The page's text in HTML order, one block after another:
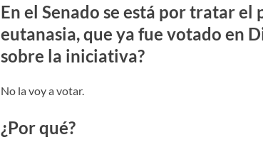
En el Senado se está por tratar
eutanasia, que ya fue votado en
sobre la iniciativa?
No la voy a votar.
¿Por qué?